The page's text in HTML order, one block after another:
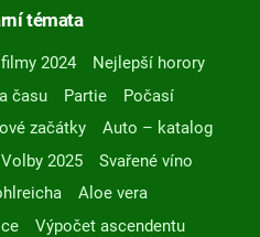
témata
2024
Nejlepší horory
času Partie
Počasí
začátky
Auto – katalog
Volby 2025
Svařené víno
Aloe vera
Výpočet ascendentu